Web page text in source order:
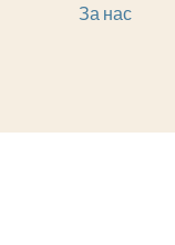
За нас